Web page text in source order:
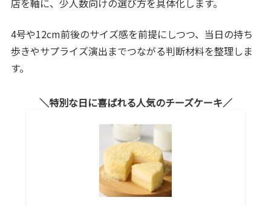
店を軸に、少人数向けの選び方を具体化します。
4号や12cm前後のサイズ感を前提にしつつ、当日の持ち
歩きやサプライズ演出までつながる判断材料を整理しま
す。
特別な日に喜ばれる人気のチーズケーキ